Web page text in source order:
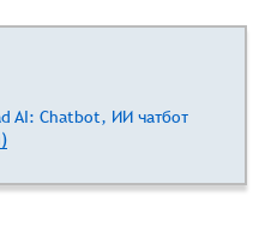
AI: Сhatbot, ИИ чатбот